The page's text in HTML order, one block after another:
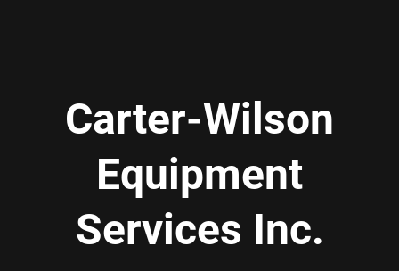
Carter-Wilson
Equipment
Services Inc.